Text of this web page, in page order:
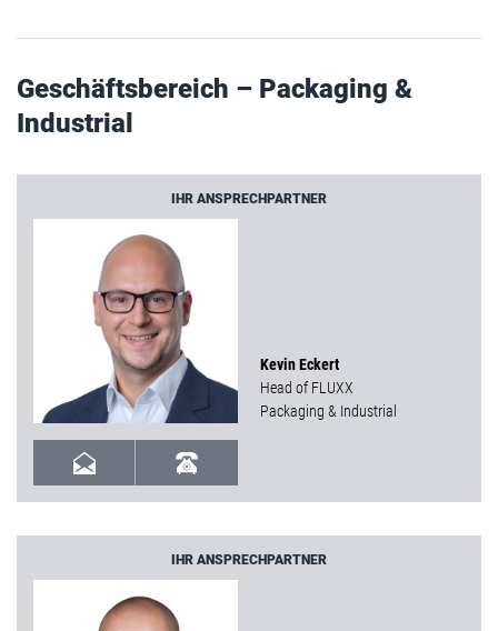
Geschäftsbereich – Packaging &
Industrial
IHR ANSPRECHPARTNER
Kevin Eckert
Head of FLUXX
Packaging & Industrial
IHR ANSPRECHPARTNER